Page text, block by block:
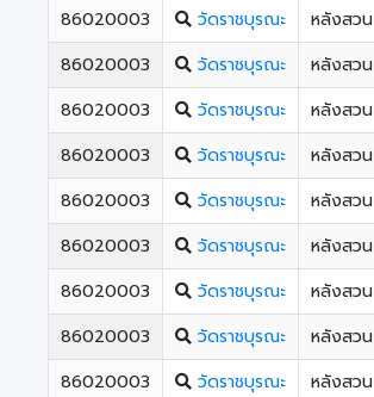
86020003
วัดราชบุรณะ หลังสวน
86020003
วัดราชบุรณะ หลังสวน
86020003
วัดราชบุรณะ หลังสวน
86020003
วัดราชบุรณะ หลังสวน
86020003
วัดราชบุรณะ หลังสวน
86020003
วัดราชบุรณะ หลังสวน
86020003
วัดราชบุรณะ หลังสวน
86020003
วัดราชบุรณะ หลังสวน
86020003
วัดราชบุรณะ หลังสวน